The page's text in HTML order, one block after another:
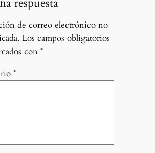
de correo electrónico no
Los campos obligatorios
con *
*